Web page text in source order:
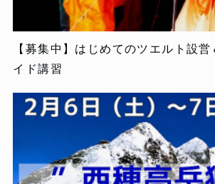
【募集中】はじめてのツエルト設
イド講習